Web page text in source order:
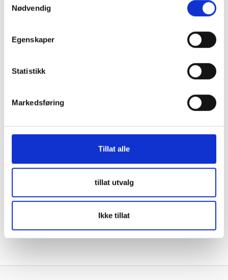
Nødvendig
Egenskaper
Statistikk
Markedsføring
Tillat alle
tillat utvalg
Ikke tillat
passer til alle Jabra, GN netcom headsett modeller .
1 stk Link 180 Fasttelefon/PC vender
1 stk USB kabel glatt
1 stk 4/4 kabel for tilkobling mot appara
ANMELDELSER
Tilbake